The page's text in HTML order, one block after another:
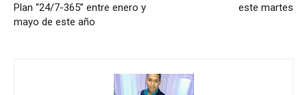
Plan “24/7-365” entre enero y
mayo de este año
este martes